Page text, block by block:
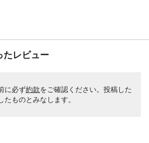
たレビュー
に必ず約款をご確認ください。投稿した
ものとみなします。